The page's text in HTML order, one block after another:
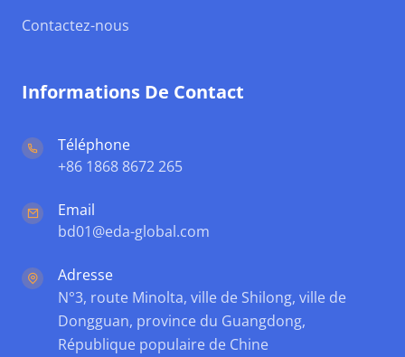
Contactez-nous
Informations De Contact
Téléphone
+86 1868 8672 265
Email
bd01@eda-global.com
Adresse
N°3, route Minolta, ville de Shilong, ville de
Dongguan, province du Guangdong,
République populaire de Chine